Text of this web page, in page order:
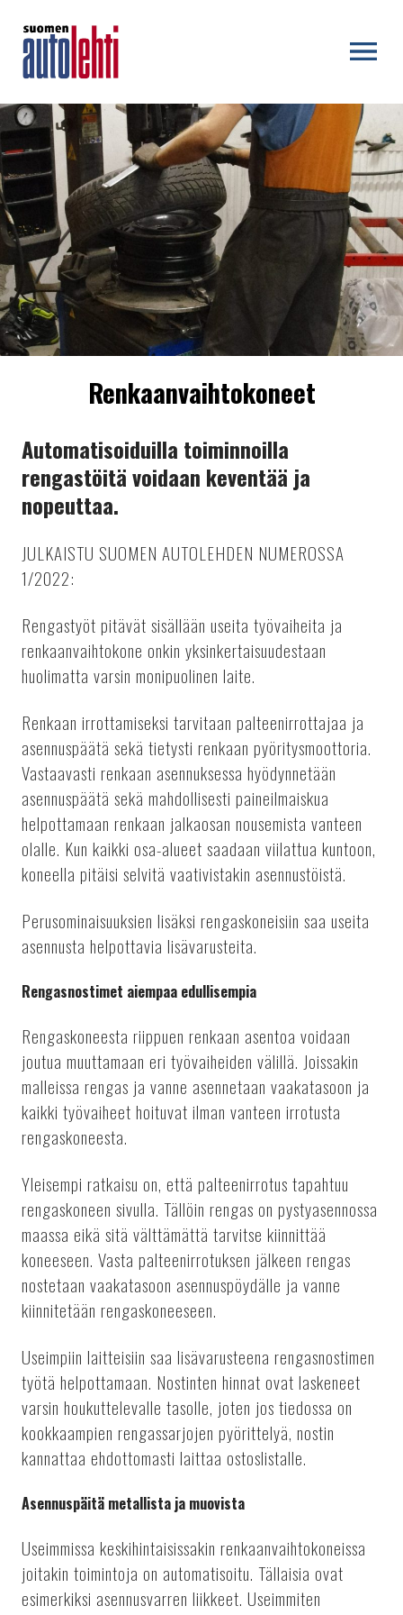
Renkaanvaihtokoneet
Automatisoiduilla toiminnoilla
rengastöitä voidaan keventää ja
nopeuttaa.
JULKAISTU SUOMEN AUTOLEHDEN NUMEROSSA
1/2022:
Rengastyöt pitävät sisällään useita työvaiheita ja
renkaanvaihtokone onkin yksinkertaisuudestaan
huolimatta varsin monipuolinen laite.
Renkaan irrottamiseksi tarvitaan palteenirrottajaa ja
asennuspäätä sekä tietysti renkaan pyöritysmoottoria.
Vastaavasti renkaan asennuksessa hyödynnetään
asennuspäätä sekä mahdollisesti paineilmaiskua
helpottamaan renkaan jalkaosan nousemista vanteen
olalle. Kun kaikki osa-alueet saadaan viilattua kuntoon,
koneella pitäisi selvitä vaativistakin asennustöistä.
Perusominaisuuksien lisäksi rengaskoneisiin saa useita
asennusta helpottavia lisävarusteita.
Rengasnostimet aiempaa edullisempia
Rengaskoneesta riippuen renkaan asentoa voidaan
joutua muuttamaan eri työvaiheiden välillä. Joissakin
malleissa rengas ja vanne asennetaan vaakatasoon ja
kaikki työvaiheet hoituvat ilman vanteen irrotusta
rengaskoneesta.
Yleisempi ratkaisu on, että palteenirrotus tapahtuu
rengaskoneen sivulla. Tällöin rengas on pystyasennossa
maassa eikä sitä välttämättä tarvitse kiinnittää
koneeseen. Vasta palteenirrotuksen jälkeen rengas
nostetaan vaakatasoon asennuspöydälle ja vanne
kiinnitetään rengaskoneeseen.
Useimpiin laitteisiin saa lisävarusteena rengasnostimen
työtä helpottamaan. Nostinten hinnat ovat laskeneet
varsin houkuttelevalle tasolle, joten jos tiedossa on
kookkaampien rengassarjojen pyörittelyä, nostin
kannattaa ehdottomasti laittaa ostoslistalle.
Asennuspäitä metallista ja muovista
Useimmissa keskihintaisissakin renkaanvaihtokoneissa
joitakin toimintoja on automatisoitu. Tällaisia ovat
esimerkiksi asennusvarren liikkeet. Useimmiten